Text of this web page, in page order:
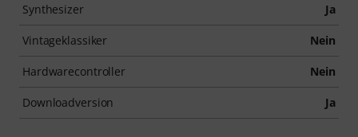
Synthesizer Ja
Vintageklassiker Nein
Hardwarecontroller Nein
Downloadversion Ja